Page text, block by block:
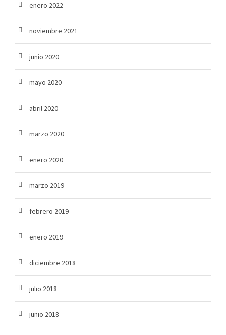
enero 2022
noviembre 2021
junio 2020
mayo 2020
abril 2020
marzo 2020
enero 2020
marzo 2019
febrero 2019
enero 2019
diciembre 2018
julio 2018
junio 2018